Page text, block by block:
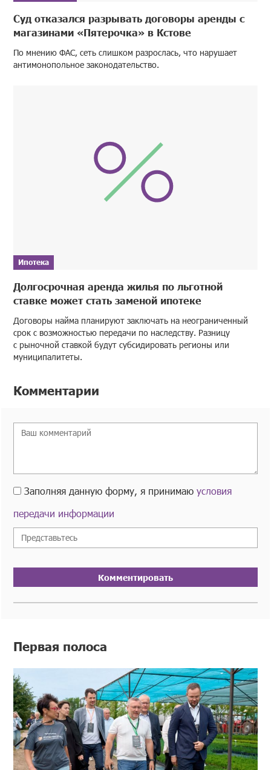
Суд отказался разрывать договоры аренды с
магазинами «Пятерочка» в Кстове
По мнению ФАС, сеть слишком разрослась, что нарушает
антимонопольное законодательство.
Ипотека
Долгосрочная аренда жилья по льготной
ставке может стать заменой ипотеке
Договоры найма планируют заключать на неограниченный
срок с возможностью передачи по наследству. Разницу
с рыночной ставкой будут субсидировать регионы или
муниципалитеты.
Комментарии
Заполняя данную форму, я принимаюусловия
передачи информации
Комментировать
Первая полоса